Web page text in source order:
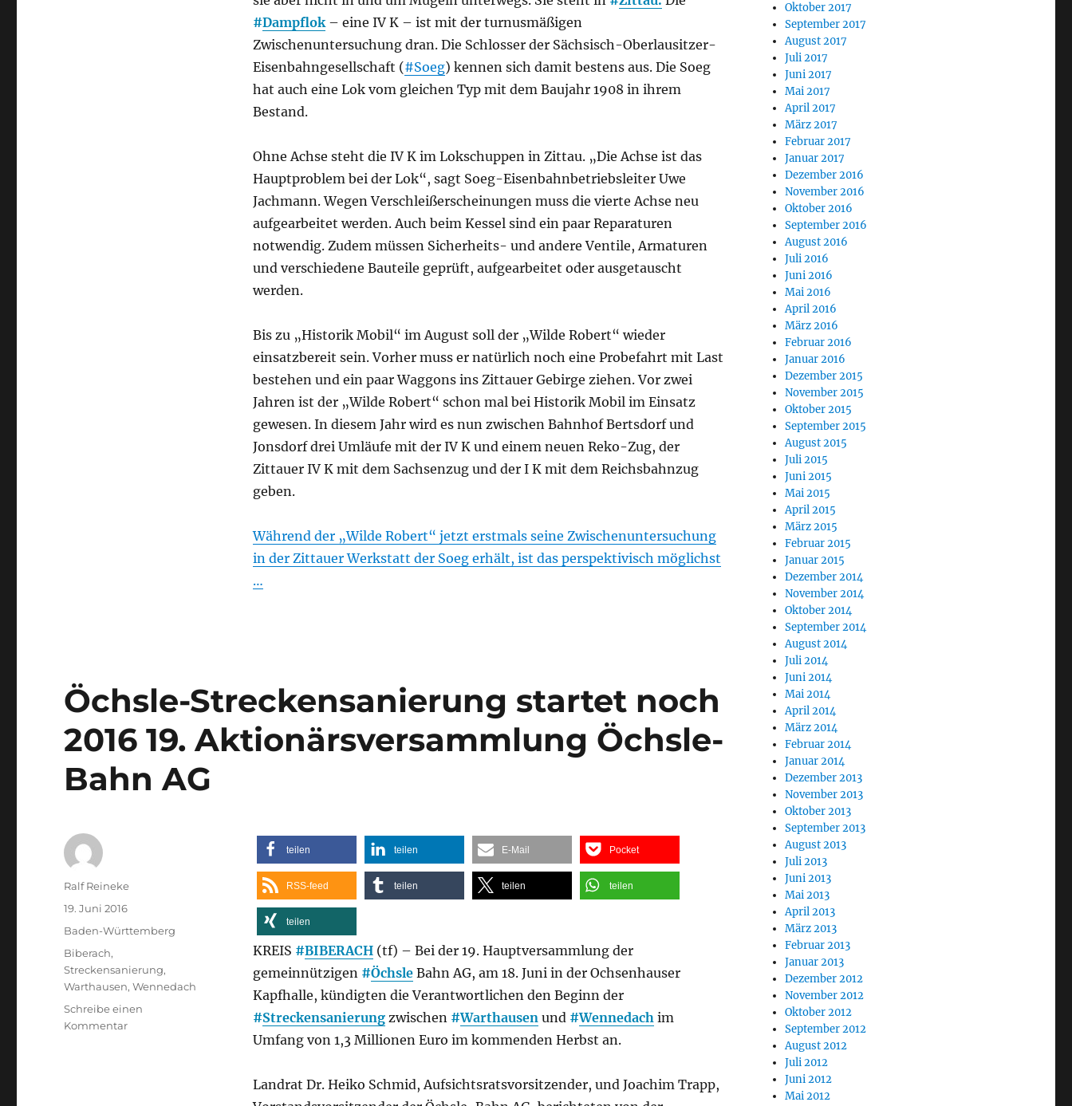
#Dampflok– eine IV K – ist mit der turnusmäßigen
Zwischenuntersuchung dran. Die Schlosser der Sächsisch-Oberlausitzer-
Eisenbahngesellschaft (#Soeg) kennen sich damit bestens aus. Die Soeg
hat auch eine Lok vom gleichen Typ mit dem Baujahr 1908 in ihrem
Bestand.
Ohne Achse steht die IV K im Lokschuppen in Zittau. „Die Achse ist das
Hauptproblem bei der Lok“, sagt Soeg-Eisenbahnbetriebsleiter Uwe
Jachmann. Wegen Verschleißerscheinungen muss die vierte Achse neu
aufgearbeitet werden. Auch beim Kessel sind ein paar Reparaturen
notwendig. Zudem müssen Sicherheits- und andere Ventile, Armaturen
und verschiedene Bauteile geprüft, aufgearbeitet oder ausgetauscht
werden.
Bis zu „Historik Mobil“ im August soll der „Wilde Robert“ wieder
einsatzbereit sein. Vorher muss er natürlich noch eine Probefahrt mit Last
bestehen und ein paar Waggons ins Zittauer Gebirge ziehen. Vor zwei
Jahren ist der „Wilde Robert“ schon mal bei Historik Mobil im Einsatz
gewesen. In diesem Jahr wird es nun zwischen Bahnhof Bertsdorf und
Jonsdorf drei Umläufe mit der IV K und einem neuen Reko-Zug, der
Zittauer IV K mit dem Sachsenzug und der I K mit dem Reichsbahnzug
geben.
Während der „Wilde Robert“ jetzt erstmals seine Zwischenuntersuchung
in der Zittauer Werkstatt der Soeg erhält, ist das perspektivisch möglichst
…
Öchsle-Streckensanierung startet noch
2016 19. Aktionärsversammlung Öchsle-
Bahn AG
teilen teilen E-Mail Pocket
RSS-feed teilen teilen teilen
teilen
KREIS #BIBERACH(tf) – Bei der 19. Hauptversammlung der
gemeinnützigen#ÖchsleBahn AG, am 18. Juni in der Ochsenhauser
Kapfhalle, kündigten die Verantwortlichen den Beginn der
#Streckensanierungzwischen#Warthausenund#Wennedachim
Umfang von 1,3 Millionen Euro im kommenden Herbst an.
Landrat Dr. Heiko Schmid, Aufsichtsratsvorsitzender, und Joachim Trapp,
Autor
Ralf Reineke
Veröffentlicht
19. Juni 2016
Kategorien
Baden-Württemberg
Schlagwörter
Biberach,
Streckensanierung,
Warthausen,Wennedach
Schreibe einen
Kommentarzu
Oktober 2017
September 2017
August 2017
Juli 2017
Juni 2017
Mai 2017
April 2017
März 2017
Februar 2017
Januar 2017
Dezember 2016
November 2016
Oktober 2016
September 2016
August 2016
Juli 2016
Juni 2016
Mai 2016
April 2016
März 2016
Februar 2016
Januar 2016
Dezember 2015
November 2015
Oktober 2015
September 2015
August 2015
Juli 2015
Juni 2015
Mai 2015
April 2015
März 2015
Februar 2015
Januar 2015
Dezember 2014
November 2014
Oktober 2014
September 2014
August 2014
Juli 2014
Juni 2014
Mai 2014
April 2014
März 2014
Februar 2014
Januar 2014
Dezember 2013
November 2013
Oktober 2013
September 2013
August 2013
Juli 2013
Juni 2013
Mai 2013
April 2013
März 2013
Februar 2013
Januar 2013
Dezember 2012
November 2012
Oktober 2012
September 2012
August 2012
Juli 2012
Juni 2012
Mai 2012